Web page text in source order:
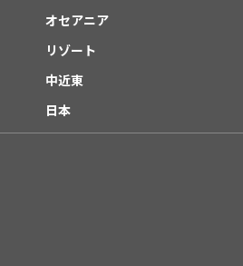
オセアニア
リゾート
中近東
日本